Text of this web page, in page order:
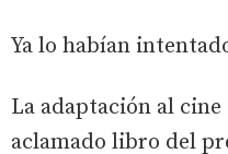
Ya lo habían
La adaptación al
aclamado libro del